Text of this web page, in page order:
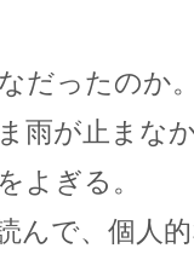
だったのか
雨が止まな
よぎる。
んで、個人